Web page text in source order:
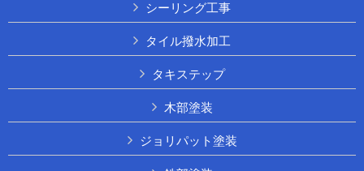
シーリング工事
タイル撥水加工
タキステップ
木部塗装
ジョリパット塗装